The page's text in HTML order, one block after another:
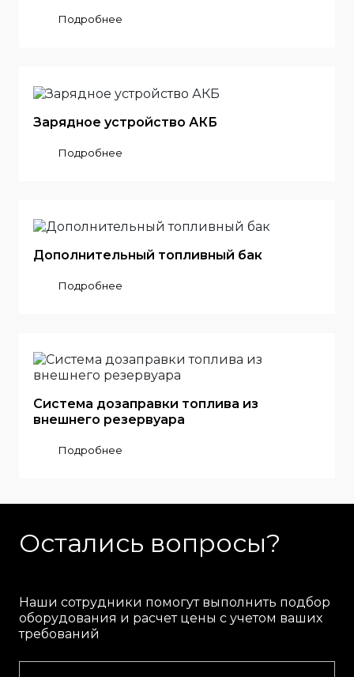
Подробнее
Зарядное устройство АКБ
Подробнее
Дополнительный топливный бак
Подробнее
Система дозаправки топлива из
внешнего резервуара
Подробнее
Остались вопросы?
Наши сотрудники помогут выполнить подбор
оборудования и расчет цены с учетом ваших
требований